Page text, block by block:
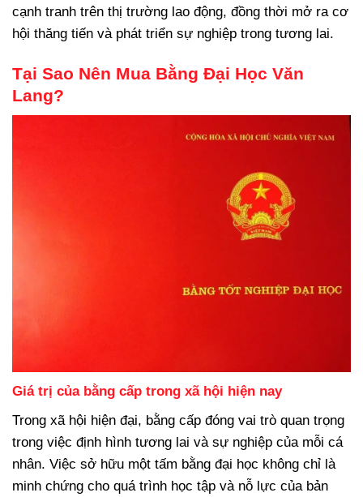
cạnh tranh trên thị trường lao động, đồng thời mở ra cơ
hội thăng tiến và phát triển sự nghiệp trong tương lai.
Tại Sao Nên Mua Bằng Đại Học Văn
Lang?
Giá trị của bằng cấp trong xã hội hiện nay
Trong xã hội hiện đại, bằng cấp đóng vai trò quan trọng
trong việc định hình tương lai và sự nghiệp của mỗi cá
nhân. Việc sở hữu một tấm bằng đại học không chỉ là
minh chứng cho quá trình học tập và nỗ lực của bản